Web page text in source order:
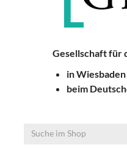
Gesellschaft für
in Wiesbaden
beim